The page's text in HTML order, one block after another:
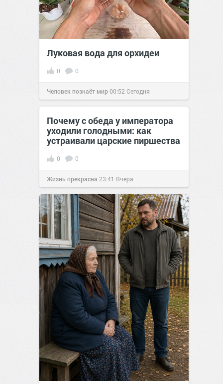
Луковая вода для орхидеи
0 0
Человек познаёт мир00:52 Сегодня
Почему с обеда у императора
уходили голодными: как
устраивали царские пиршества
0 0
Жизнь прекрасна 23:41 Вчера